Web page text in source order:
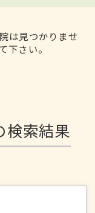
は見つかりませ
下さい。
検索結果